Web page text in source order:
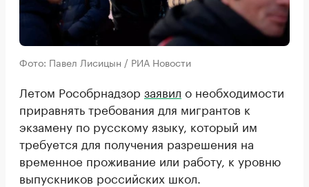
Фото: Павел Лисицын / РИА Новости
Летом Рособрнадзор заявил о необходимости
приравнять требования для мигрантов к
экзамену по русскому языку, который им
требуется для получения разрешения на
временное проживание или работу, к уровню
выпускников российских школ.